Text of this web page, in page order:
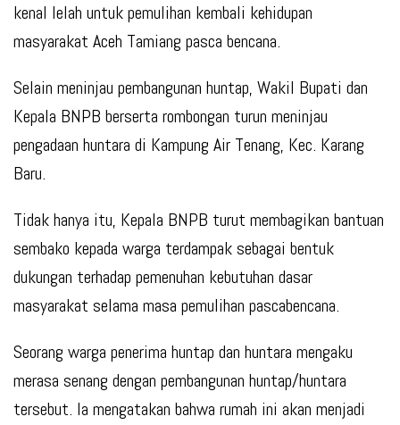
kenal lelah untuk pemulihan kembali kehidupan
masyarakat Aceh Tamiang pasca bencana.
Selain meninjau pembangunan huntap, Wakil Bupati dan
Kepala BNPB berserta rombongan turun meninjau
pengadaan huntara di Kampung Air Tenang, Kec. Karang
Baru.
Tidak hanya itu, Kepala BNPB turut membagikan bantuan
sembako kepada warga terdampak sebagai bentuk
dukungan terhadap pemenuhan kebutuhan dasar
masyarakat selama masa pemulihan pascabencana.
Seorang warga penerima huntap dan huntara mengaku
merasa senang dengan pembangunan huntap/huntara
tersebut. Ia mengatakan bahwa rumah ini akan menjadi